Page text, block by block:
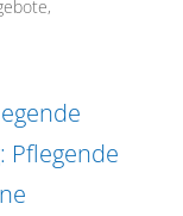
,
Pflegende